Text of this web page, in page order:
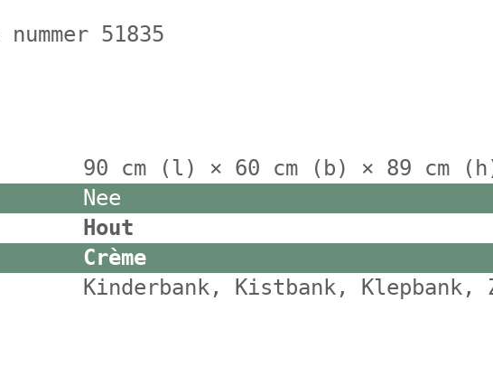
51835
90 cm (l) × 60 cm (b) × 89 cm
Nee
Hout
Crème
Kinderbank, Kistbank, Klepbank,